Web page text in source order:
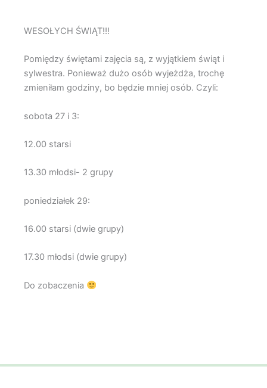
WESOŁYCH ŚWIĄT!!!
Pomiędzy świętami zajęcia są, z wyjątkiem świąt i
sylwestra. Ponieważ dużo osób wyjeżdża, trochę
zmieniłam godziny, bo będzie mniej osób. Czyli:
sobota 27 i 3:
12.00 starsi
13.30 młodsi- 2 grupy
poniedziałek 29:
16.00 starsi (dwie grupy)
17.30 młodsi (dwie grupy)
Do zobaczenia